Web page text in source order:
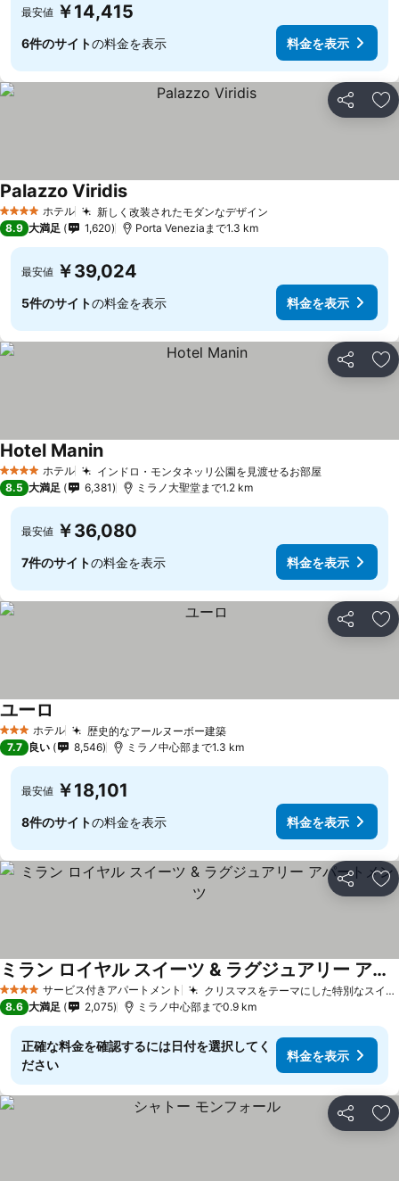
最安値 ￥14,415
6件のサイトの料金を表示 料金を表示
シェア お
4 ホテルのランク
ホテル 新しく改装されたモダンなデザイン
Palazzo Viridis
8.9 大満足 1,620 Porta Veneziaまで1.3 km
最安値 ￥39,024
5件のサイトの料金を表示 料金を表示
シェア お
4 ホテルのランク
ホテル インドロ・モンタネッリ公園を見渡せるお部屋
Hotel Manin
8.5 大満足 6,381 ミラノ大聖堂まで1.2 km
最安値 ￥36,080
7件のサイトの料金を表示 料金を表示
シェア お
3 ホテルのランク
ホテル 歴史的なアールヌーボー建築
ユーロ
7.7 良い 8,546 ミラノ中心部まで1.3 km
最安値 ￥18,101
8件のサイトの料金を表示 料金を表示
シェア お
4 ホテルのランクサービス付きアパートメント クリスマスをテーマにした特別なスイート
ミラン ロイヤル スイーツ & ラグジュアリー アパートメンツ
8.6 大満足 2,075 ミラノ中心部まで0.9 km
正確な料金を確認するには日付を選択してく
ださい
料金を表示
シェア お